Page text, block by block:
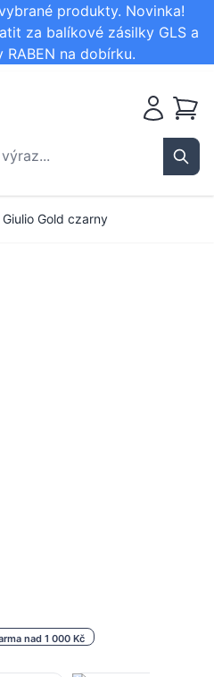
produkty. Novinka!
za balíkové zásilky GLS a
na dobírku.
Košík
Gold czarny
nad 1 000 Kč